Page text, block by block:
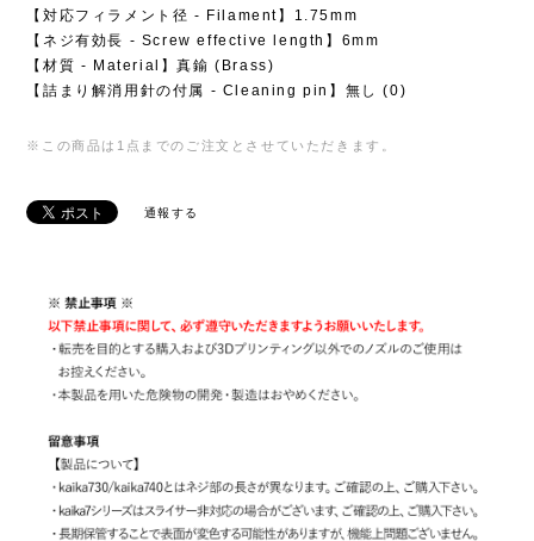
【対応フィラメント径 - Filament】1.75mm
【ネジ有効長 - Screw effective length】6mm
【材質 - Material】真鍮 (Brass)
【詰まり解消用針の付属 - Cleaning pin】無し (0)
※この商品は1点までのご注文とさせていただきます。
通報する